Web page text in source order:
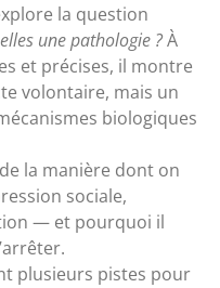
la question
une pathologie ?À
et précises, il montre
volontaire, mais un
biologiques
la manière dont on
sociale,
— et pourquoi il
plusieurs pistes pour